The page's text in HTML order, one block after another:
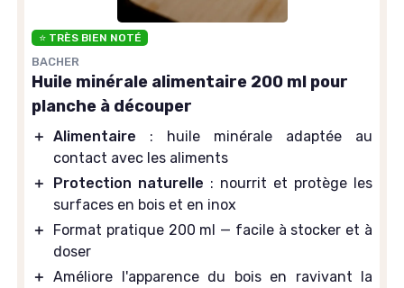
⭐ TRÈS BIEN NOTÉ
BACHER
Huile minérale alimentaire 200 ml pour
planche à découper
＋ Alimentaire : huile minérale adaptée au
contact avec les aliments
＋
Protection naturelle : nourrit et protège les
surfaces en bois et en inox
＋
Format pratique 200 ml — facile à stocker et à
doser
＋ Améliore l'apparence du bois en ravivant la